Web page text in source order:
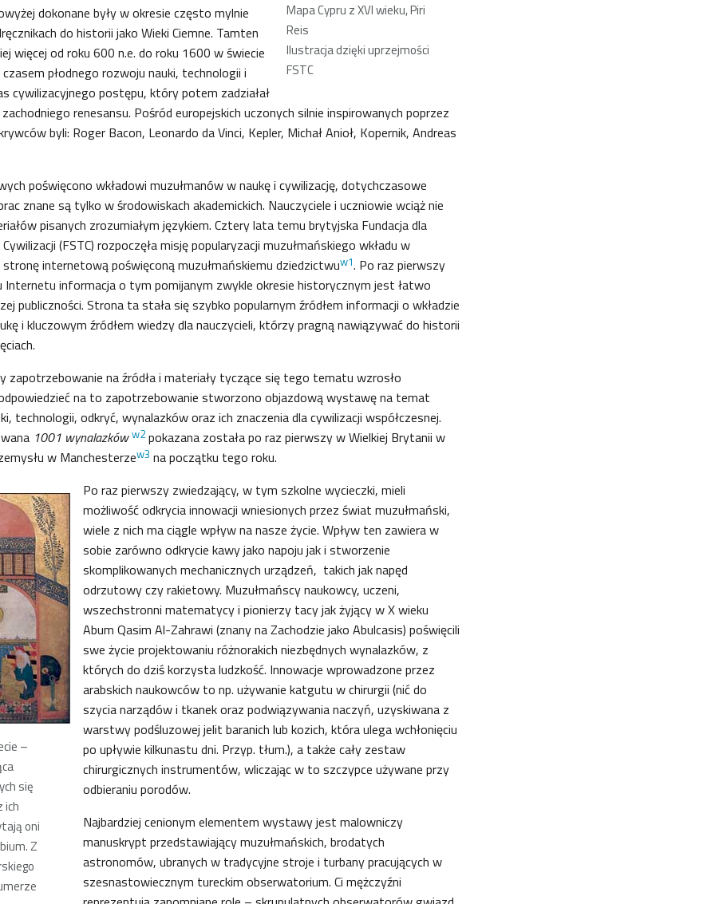
Mapa Cypru z XVI wieku, Piri
Reis
Ilustracja dzięki uprzejmości
FSTC
dokonane były w okresie często mylnie
do historii jako Wieki Ciemne. Tamten
więcej od roku 600 n.e. do roku 1600 w świecie
czasem płodnego rozwoju nauki, technologii i
cywilizacyjnego postępu, który potem zadziałał
renesansu. Pośród europejskich uczonych silnie inspirowanych poprzez
byli: Roger Bacon, Leonardo da Vinci, Kepler, Michał Anioł, Kopernik, Andreas
poświęcono wkładowi muzułmanów w naukę i cywilizację, dotychczasowe
znane są tylko w środowiskach akademickich. Nauczyciele i uczniowie wciąż nie
pisanych zrozumiałym językiem. Cztery lata temu brytyjska Fundacja dla
(FSTC) rozpoczęła misję popularyzacji muzułmańskiego wkładu w
internetową poświęconą muzułmańskiemu dziedzictwuw1. Po raz pierwszy
Internetu informacja o tym pomijanym zwykle okresie historycznym jest łatwo
publiczności. Strona ta stała się szybko popularnym źródłem informacji o wkładzie
i kluczowym źródłem wiedzy dla nauczycieli, którzy pragną nawiązywać do historii
zapotrzebowanie na źródła i materiały tyczące się tego tematu wzrosło
na to zapotrzebowanie stworzono objazdową wystawę na temat
technologii, odkryć, wynalazków oraz ich znaczenia dla cywilizacji współczesnej.
1001 wynalazków w2pokazana została po raz pierwszy w Wielkiej Brytanii w
w Manchesterzew3 na początku tego roku.
–
się
ich
oni
Z
Po raz pierwszy zwiedzający, w tym szkolne wycieczki, mieli
możliwość odkrycia innowacji wniesionych przez świat muzułmański,
wiele z nich ma ciągle wpływ na nasze życie. Wpływ ten zawiera w
sobie zarówno odkrycie kawy jako napoju jak i stworzenie
skomplikowanych mechanicznych urządzeń, takich jak napęd
odrzutowy czy rakietowy. Muzułmańscy naukowcy, uczeni,
wszechstronni matematycy i pionierzy tacy jak żyjący w X wieku
Abum Qasim Al-Zahrawi (znany na Zachodzie jako Abulcasis) poświęcili
swe życie projektowaniu różnorakich niezbędnych wynalazków, z
których do dziś korzysta ludzkość. Innowacje wprowadzone przez
arabskich naukowców to np. używanie katgutu w chirurgii (nić do
szycia narządów i tkanek oraz podwiązywania naczyń, uzyskiwana z
warstwy podśluzowej jelit baranich lub kozich, która ulega wchłonięciu
po upływie kilkunastu dni. Przyp. tłum.), a także cały zestaw
chirurgicznych instrumentów, wliczając w to szczypce używane przy
odbieraniu porodów.
Najbardziej cenionym elementem wystawy jest malowniczy
manuskrypt przedstawiający muzułmańskich, brodatych
astronomów, ubranych w tradycyjne stroje i turbany pracujących w
szesnastowiecznym tureckim obserwatorium. Ci mężczyźni